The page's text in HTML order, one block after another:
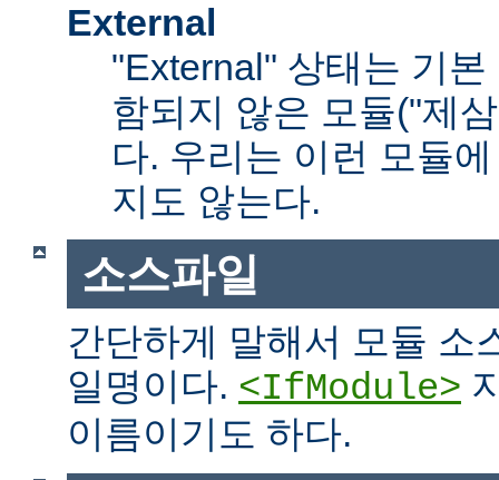
External
"External" 상태는 기
함되지 않은 모듈("제
다. 우리는 이런 모듈
지도 않는다.
소스파일
간단하게 말해서 모듈 소
일명이다. <IfModule>
이름이기도 하다.